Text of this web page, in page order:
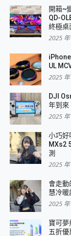
開箱~
QD-
終極桌
2025
UL
2025
DJI
年到來
2025
小巧好
MXs2
測
2025
會走動
慧冷暖
2025
寶可
五折優